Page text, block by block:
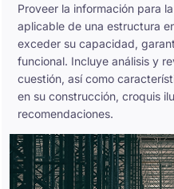
Proveer la información para
aplicable de una estructura
exceder su capacidad,
funcional. Incluye análisis y
cuestión, así como
en su construcción, croquis
recomendaciones.